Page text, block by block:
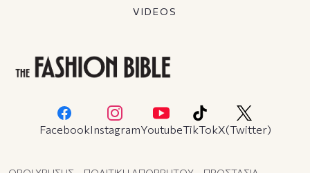
VIDEOS
FacebookInstagramYoutubeTikTokX(Twitter)